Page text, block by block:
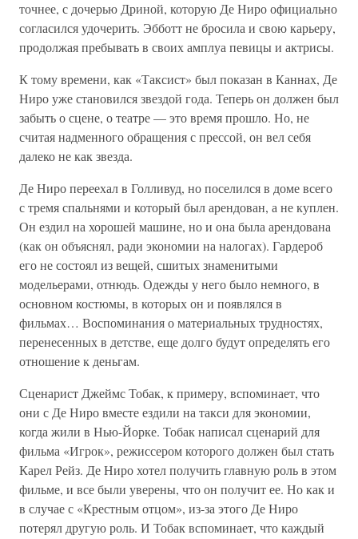
точнее, с дочерью Дриной, которую Де Ниро официально
согласился удочерить. Эбботт не бросила и свою карьеру,
продолжая пребывать в своих амплуа певицы и актрисы.
К тому времени, как «Таксист» был показан в Каннах, Де
Ниро уже становился звездой года. Теперь он должен был
забыть о сцене, о театре — это время прошло. Но, не
считая надменного обращения с прессой, он вел себя
далеко не как звезда.
Де Ниро переехал в Голливуд, но поселился в доме всего
с тремя спальнями и который был арендован, а не куплен.
Он ездил на хорошей машине, но и она была арендована
(как он объяснял, ради экономии на налогах). Гардероб
его не состоял из вещей, сшитых знаменитыми
модельерами, отнюдь. Одежды у него было немного, в
основном костюмы, в которых он и появлялся в
фильмах… Воспоминания о материальных трудностях,
перенесенных в детстве, еще долго будут определять его
отношение к деньгам.
Сценарист Джеймс Тобак, к примеру, вспоминает, что
они с Де Ниро вместе ездили на такси для экономии,
когда жили в Нью-Йорке. Тобак написал сценарий для
фильма «Игрок», режиссером которого должен был стать
Карел Рейз. Де Ниро хотел получить главную роль в этом
фильме, и все были уверены, что он получит ее. Но как и
в случае с «Крестным отцом», из-за этого Де Ниро
потерял другую роль. И Тобак вспоминает, что каждый